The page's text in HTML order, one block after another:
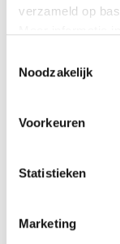
verzameld op
Noodzakelijk
Voorkeuren
Statistieken
Marketing
Vergelijk